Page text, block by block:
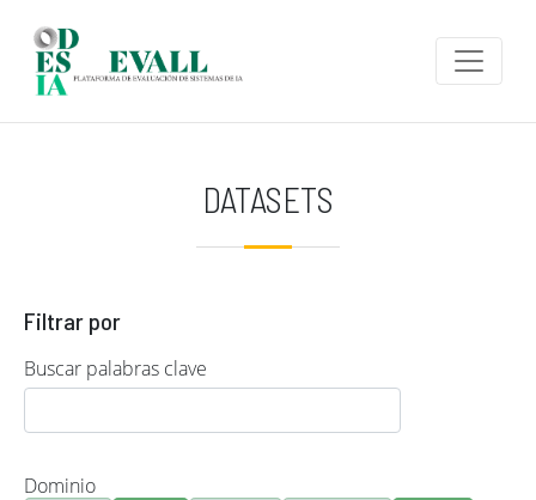
DATASETS
Filtrar por
Buscar palabras clave
Dominio